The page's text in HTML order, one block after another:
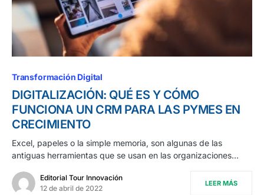
Transformación Digital
DIGITALIZACIÓN: QUÉ ES Y CÓMO
FUNCIONA UN CRM PARA LAS PYMES EN
CRECIMIENTO
Excel, papeles o la simple memoria, son algunas de las
antiguas herramientas que se usan en las organizaciones…
Editorial Tour Innovación
12 de abril de 2022
LEER MÁS